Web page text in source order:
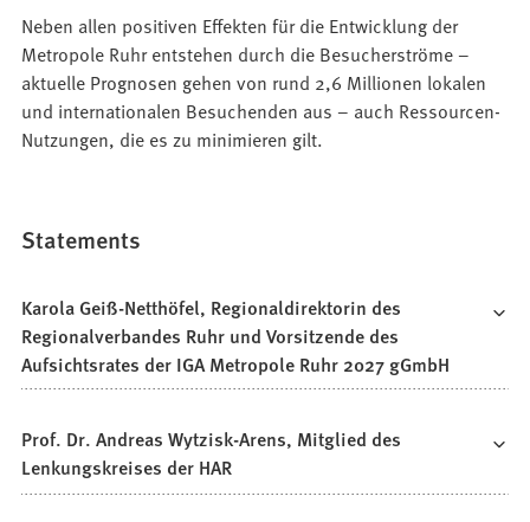
Neben allen positiven Effekten für die Entwicklung der
Metropole Ruhr entstehen durch die Besucherströme –
aktuelle Prognosen gehen von rund 2,6 Millionen lokalen
und internationalen Besuchenden aus – auch Ressourcen-
Nutzungen, die es zu minimieren gilt.
Statements
Karola Geiß-Netthöfel, Regionaldirektorin des
Regionalverbandes Ruhr und Vorsitzende des
Aufsichtsrates der IGA Metropole Ruhr 2027 gGmbH
Prof. Dr. Andreas Wytzisk-Arens, Mitglied des
Lenkungskreises der HAR